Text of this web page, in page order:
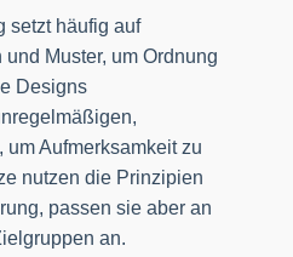
setzt häufig auf
Muster, um Ordnung
Designs
Aufmerksamkeit zu
nutzen die Prinzipien
passen sie aber an
an.